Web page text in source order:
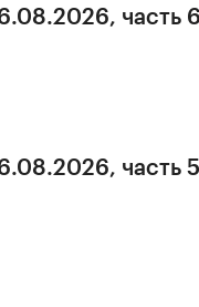
часть
часть 5